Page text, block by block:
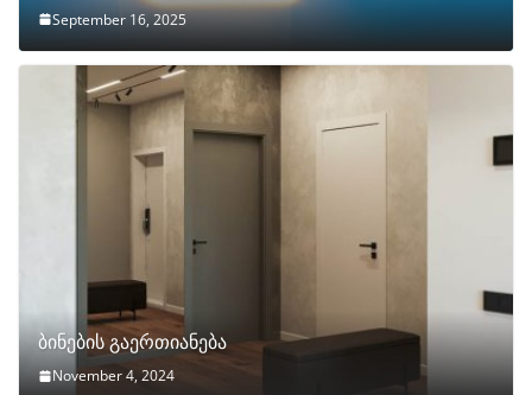
September 16, 2025
ბინების გაერთიანება
November 4, 2024